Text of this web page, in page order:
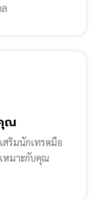
ณ
ริมนักเทรดมือ
หมาะกับคุณ